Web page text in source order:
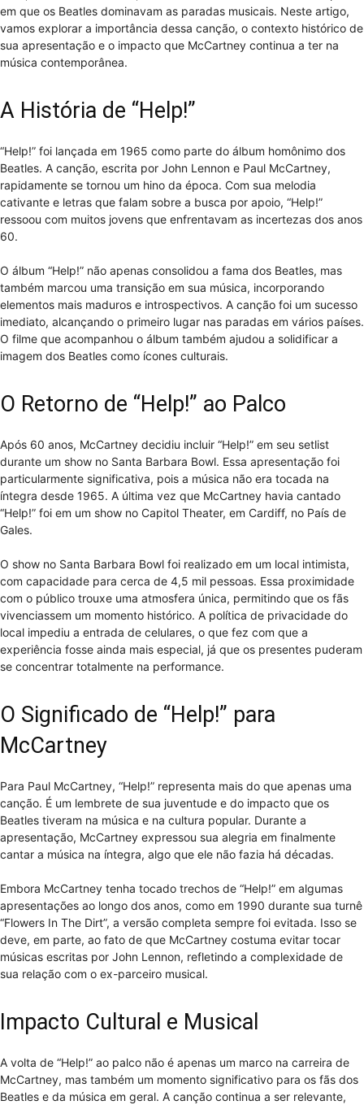
em que os Beatles dominavam as paradas musicais. Neste artigo,
vamos explorar a importância dessa canção, o contexto histórico de
sua apresentação e o impacto que McCartney continua a ter na
música contemporânea.
A História de “Help!”
“Help!” foi lançada em 1965 como parte do álbum homônimo dos
Beatles. A canção, escrita por John Lennon e Paul McCartney,
rapidamente se tornou um hino da época. Com sua melodia
cativante e letras que falam sobre a busca por apoio, “Help!”
ressoou com muitos jovens que enfrentavam as incertezas dos anos
60.
O álbum “Help!” não apenas consolidou a fama dos Beatles, mas
também marcou uma transição em sua música, incorporando
elementos mais maduros e introspectivos. A canção foi um sucesso
imediato, alcançando o primeiro lugar nas paradas em vários países.
O filme que acompanhou o álbum também ajudou a solidificar a
imagem dos Beatles como ícones culturais.
O Retorno de “Help!” ao Palco
Após 60 anos, McCartney decidiu incluir “Help!” em seu setlist
durante um show no Santa Barbara Bowl. Essa apresentação foi
particularmente significativa, pois a música não era tocada na
íntegra desde 1965. A última vez que McCartney havia cantado
“Help!” foi em um show no Capitol Theater, em Cardiff, no País de
Gales.
O show no Santa Barbara Bowl foi realizado em um local intimista,
com capacidade para cerca de 4,5 mil pessoas. Essa proximidade
com o público trouxe uma atmosfera única, permitindo que os fãs
vivenciassem um momento histórico. A política de privacidade do
local impediu a entrada de celulares, o que fez com que a
experiência fosse ainda mais especial, já que os presentes puderam
se concentrar totalmente na performance.
O Significado de “Help!” para
McCartney
Para Paul McCartney, “Help!” representa mais do que apenas uma
canção. É um lembrete de sua juventude e do impacto que os
Beatles tiveram na música e na cultura popular. Durante a
apresentação, McCartney expressou sua alegria em finalmente
cantar a música na íntegra, algo que ele não fazia há décadas.
Embora McCartney tenha tocado trechos de “Help!” em algumas
apresentações ao longo dos anos, como em 1990 durante sua turnê
“Flowers In The Dirt”, a versão completa sempre foi evitada. Isso se
deve, em parte, ao fato de que McCartney costuma evitar tocar
músicas escritas por John Lennon, refletindo a complexidade de
sua relação com o ex-parceiro musical.
Impacto Cultural e Musical
A volta de “Help!” ao palco não é apenas um marco na carreira de
McCartney, mas também um momento significativo para os fãs dos
Beatles e da música em geral. A canção continua a ser relevante,